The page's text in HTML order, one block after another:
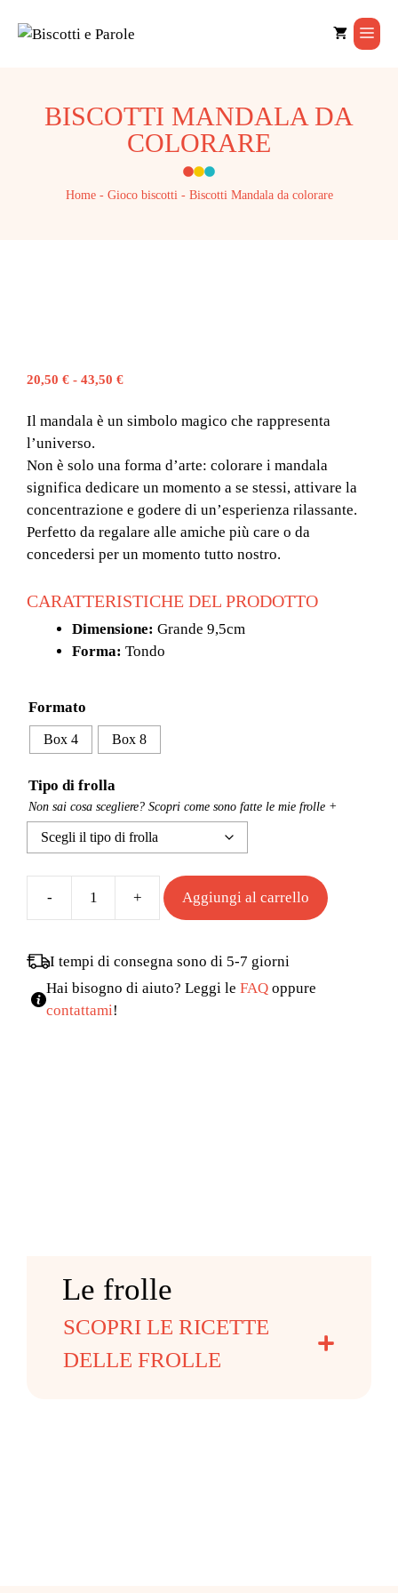
BISCOTTI MANDALA DA
COLORARE
Home- Gioco biscotti- Biscotti Mandala da colorare
20,50 € - 43,50 €Fascia
prezzo:
20,50 €
43,50 €
Il mandala è un simbolo magico che rappresenta
l’universo.
Non è solo una forma d’arte: colorare i mandala
significa dedicare un momento a se stessi, attivare la
concentrazione e godere di un’esperienza rilassante.
Perfetto da regalare alle amiche più care o da
concedersi per un momento tutto nostro.
CARATTERISTICHE DEL PRODOTTO
Dimensione: Grande 9,5cm
Forma: Tondo
Formato
Box 4 Box 8
Tipo di frolla
Non sai cosa scegliere? Scopri come sono fatte le mie frolle +
Biscomandala
Aggiungi al carrello
I tempi di consegna sono di 5-7 giorni
Hai bisogno di aiuto? Leggi le FAQ oppure
contattami!
Le frolle
SCOPRI LE RICETTE
DELLE FROLLE